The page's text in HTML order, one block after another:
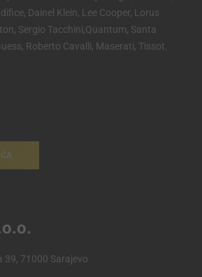
Dainel Klein, Lee Cooper, Lorus
Sergio Tacchini,Quantum, Santa
Roberto Cavalli, Maserati, Tissot.
39, 71000 Sarajevo